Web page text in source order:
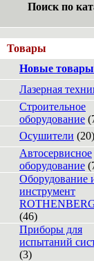
Поиск по
Товары
Новые товары
Лазерная
Строительное
оборудование
Осушители (20)
Автосервисное
оборудование
Оборудование
инструмент
(46)
Приборы для
испытаний
(3)